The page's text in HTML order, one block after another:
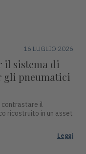
16 LUGLIO 2026
il sistema di
gli pneumatici
contrastare il
ricostruito in un asset
Leggi